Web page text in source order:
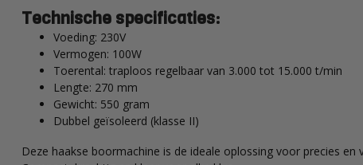
Technische specificaties:
Voeding: 230V
Vermogen: 100W
Toerental: traploos regelbaar van 3.000 tot 15.000 t/min
Lengte: 270 mm
Gewicht: 550 gram
Dubbel geïsoleerd (klasse II)
Deze haakse boormachine is de ideale oplossing voor precies en